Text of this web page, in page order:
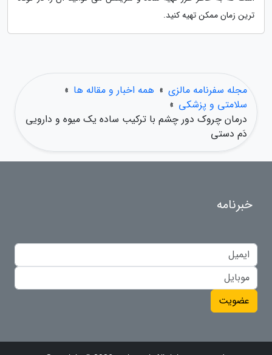
ترین زمان ممکن تهیه کنید.
مجله سفرنامه مالزی » همه اخبار و مقاله ها »
سلامتی و پزشکی »
درمان چروک دور چشم با ترکیب ساده یک میوه و دارویی
دَم دستی
خبرنامه
عضویت